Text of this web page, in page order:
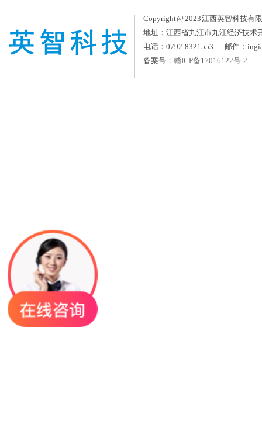
Copyright @ 2023 江西英智科技有
地址：江西省九江市九江经济技术
电话：0792-8321553 邮件：
备案号： 赣ICP备17016122号-2